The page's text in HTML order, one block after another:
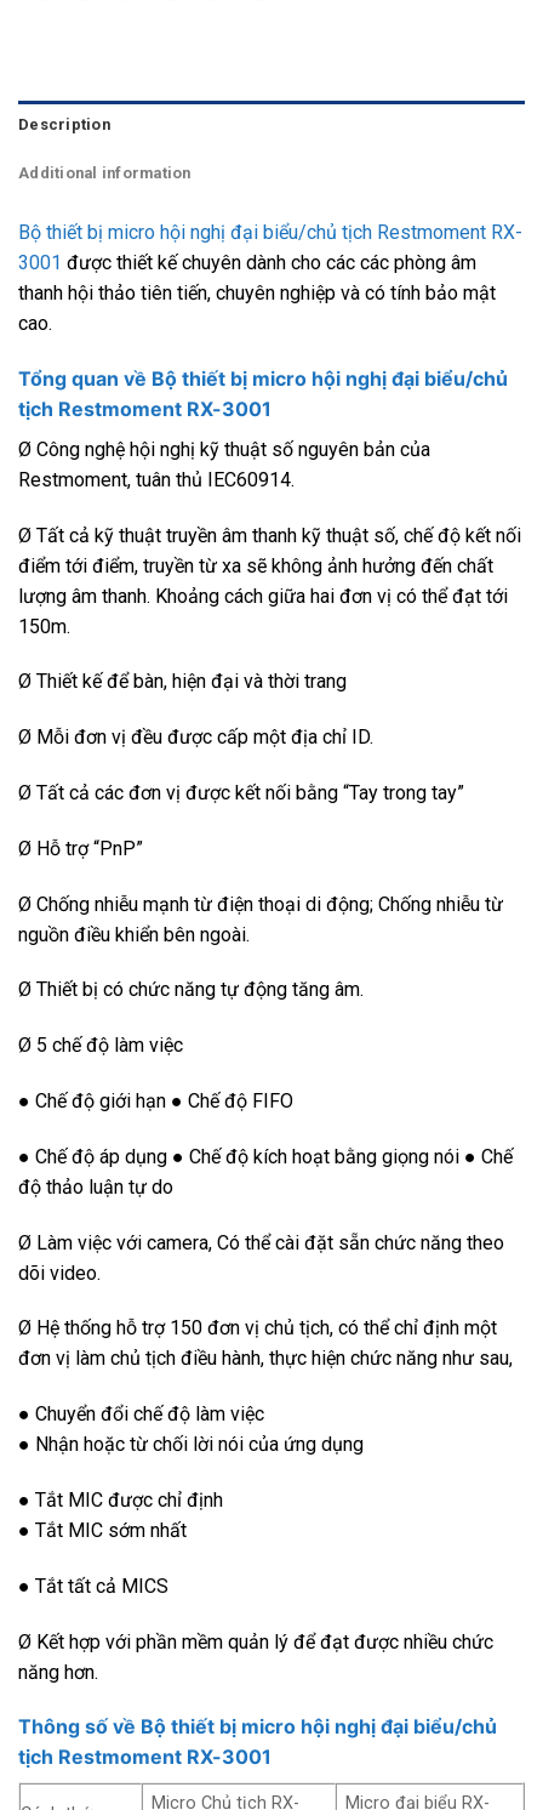
Description
Additional information
Bộ thiết bị micro hội nghị đại biểu/chủ tịch Restmoment RX-
3001 được thiết kế chuyên dành cho các các phòng âm
thanh hội thảo tiên tiến, chuyên nghiệp và có tính bảo mật
cao.
Tổng quan về Bộ thiết bị micro hội nghị đại biểu/chủ
tịch Restmoment RX-3001
Ø Công nghệ hội nghị kỹ thuật số nguyên bản của
Restmoment, tuân thủ IEC60914.
Ø Tất cả kỹ thuật truyền âm thanh kỹ thuật số, chế độ kết nối
điểm tới điểm, truyền từ xa sẽ không ảnh hưởng đến chất
lượng âm thanh. Khoảng cách giữa hai đơn vị có thể đạt tới
150m.
Ø Thiết kế để bàn, hiện đại và thời trang
Ø Mỗi đơn vị đều được cấp một địa chỉ ID.
Ø Tất cả các đơn vị được kết nối bằng “Tay trong tay”
Ø Hỗ trợ “PnP”
Ø Chống nhiễu mạnh từ điện thoại di động; Chống nhiễu từ
nguồn điều khiển bên ngoài.
Ø Thiết bị có chức năng tự động tăng âm.
Ø 5 chế độ làm việc
● Chế độ giới hạn ● Chế độ FIFO
● Chế độ áp dụng ● Chế độ kích hoạt bằng giọng nói ● Chế
độ thảo luận tự do
Ø Làm việc với camera, Có thể cài đặt sẵn chức năng theo
dõi video.
Ø Hệ thống hỗ trợ 150 đơn vị chủ tịch, có thể chỉ định một
đơn vị làm chủ tịch điều hành, thực hiện chức năng như sau,
● Chuyển đổi chế độ làm việc
● Nhận hoặc từ chối lời nói của ứng dụng
● Tắt MIC được chỉ định
● Tắt MIC sớm nhất
● Tắt tất cả MICS
Ø Kết hợp với phần mềm quản lý để đạt được nhiều chức
năng hơn.
Thông số về Bộ thiết bị micro hội nghị đại biểu/chủ
tịch Restmoment RX-3001
Micro Chủ tịch RX- Micro đại biểu RX-